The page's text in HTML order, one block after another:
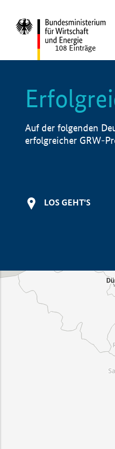
108 Einträge
Auf der folgenden
erfolgreicher GRW-
LOS GEHT'S